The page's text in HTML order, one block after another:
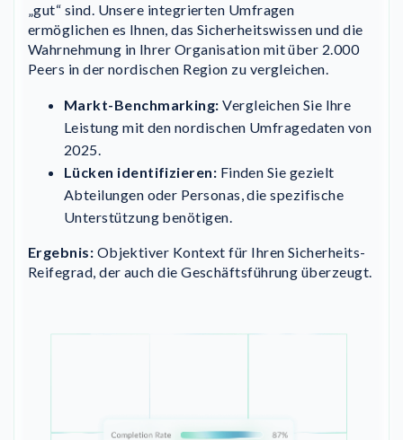
„gut“ sind. Unsere integrierten Umfragen
ermöglichen es Ihnen, das Sicherheitswissen und die
Wahrnehmung in Ihrer Organisation mit über 2.000
Peers in der nordischen Region zu vergleichen.
Markt-Benchmarking: Vergleichen Sie Ihre
Leistung mit den nordischen Umfragedaten von
2025.
Lücken identifizieren: Finden Sie gezielt
Abteilungen oder Personas, die spezifische
Unterstützung benötigen.
Ergebnis: Objektiver Kontext für Ihren Sicherheits-
Reifegrad, der auch die Geschäftsführung überzeugt.